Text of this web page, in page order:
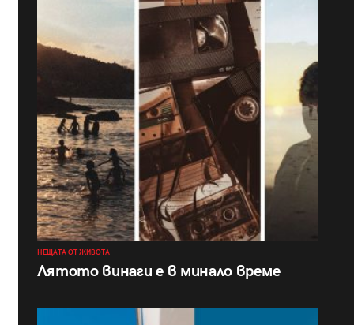
НЕЩАТА ОТ ЖИВОТА
Лятото винаги е в минало време